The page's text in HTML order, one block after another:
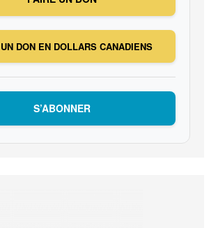
DON EN DOLLARS CANADIENS
S’ABONNER